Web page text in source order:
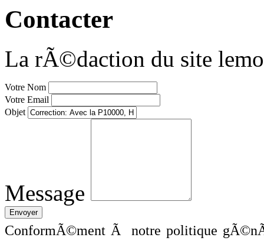
Contacter
La rÃ©daction du site
Votre Nom
Votre Email
Objet
Message
ConformÃ©ment Ã notre politique